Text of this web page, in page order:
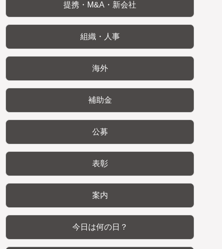
提携・M&A・新会社
組織・人事
海外
補助金
公募
表彰
案内
今日は何の日？